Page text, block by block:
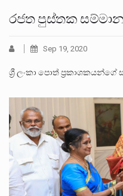
රජත පුස්තක සම්මාන
Sep 19, 2020
ශ්‍රී ලංකා පොත් ප්‍රකාශකයන්ගේ